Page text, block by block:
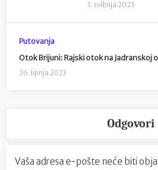
3. svibnja 2023
Putovanja
Otok Brijuni: Rajski otok na Jadranskoj
26. lipnja 2023
Odgovori
Vaša adresa e-pošte neće biti